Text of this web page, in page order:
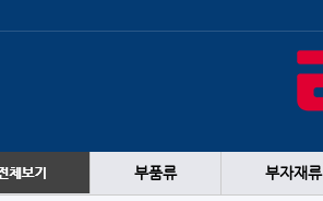
부품류 부자재류